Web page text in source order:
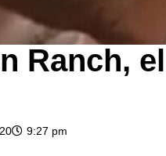
Ranch,
9:27 pm